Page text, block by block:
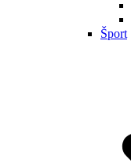
Šport